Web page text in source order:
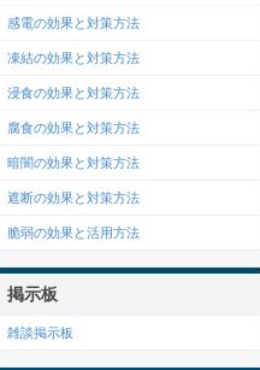
感電の効果と対策方法
凍結の効果と対策方法
浸食の効果と対策方法
腐食の効果と対策方法
暗闇の効果と対策方法
遮断の効果と対策方法
脆弱の効果と活用方法
掲示板
雑談掲示板